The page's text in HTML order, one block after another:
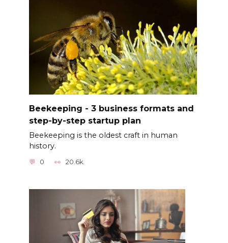
Beekeeping - 3 business formats and
step-by-step startup plan
Beekeeping is the oldest craft in human
history.
0 20.6k.